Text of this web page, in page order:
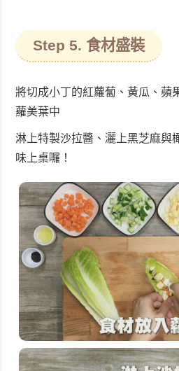
Step 5. 食材盛裝
將切成小丁的紅蘿蔔、黃瓜、蘋
蘿美葉中
淋上特製沙拉醬、灑上黑芝麻與
味上桌囉！